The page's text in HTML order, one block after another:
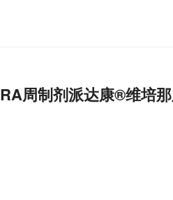
RA周制剂派达康®维培那